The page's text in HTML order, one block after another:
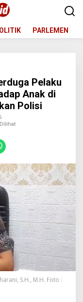
PARLEMEN
Pelaku
Anak di
Polisi
S.H., M.H. Foto :